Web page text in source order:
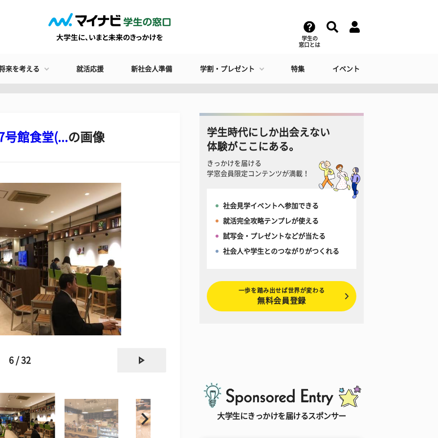
学生の
窓口とは
来を考える 就活応援 新社会人準備 学割・プレゼント 特集 イベント
号館食堂(...の画像
6 / 32
学生時代にしか出会えない
体験がここにある。
きっかけを届ける
学窓会員限定コンテンツが満載！
社会見学イベントへ参加できる
就活完全攻略テンプレが使える
試写会・プレゼントなどが当たる
社会人や学生とのつながりがつくれる
一歩を踏み出せば世界が変わる
無料会員登録
大学生にきっかけを届けるスポンサー